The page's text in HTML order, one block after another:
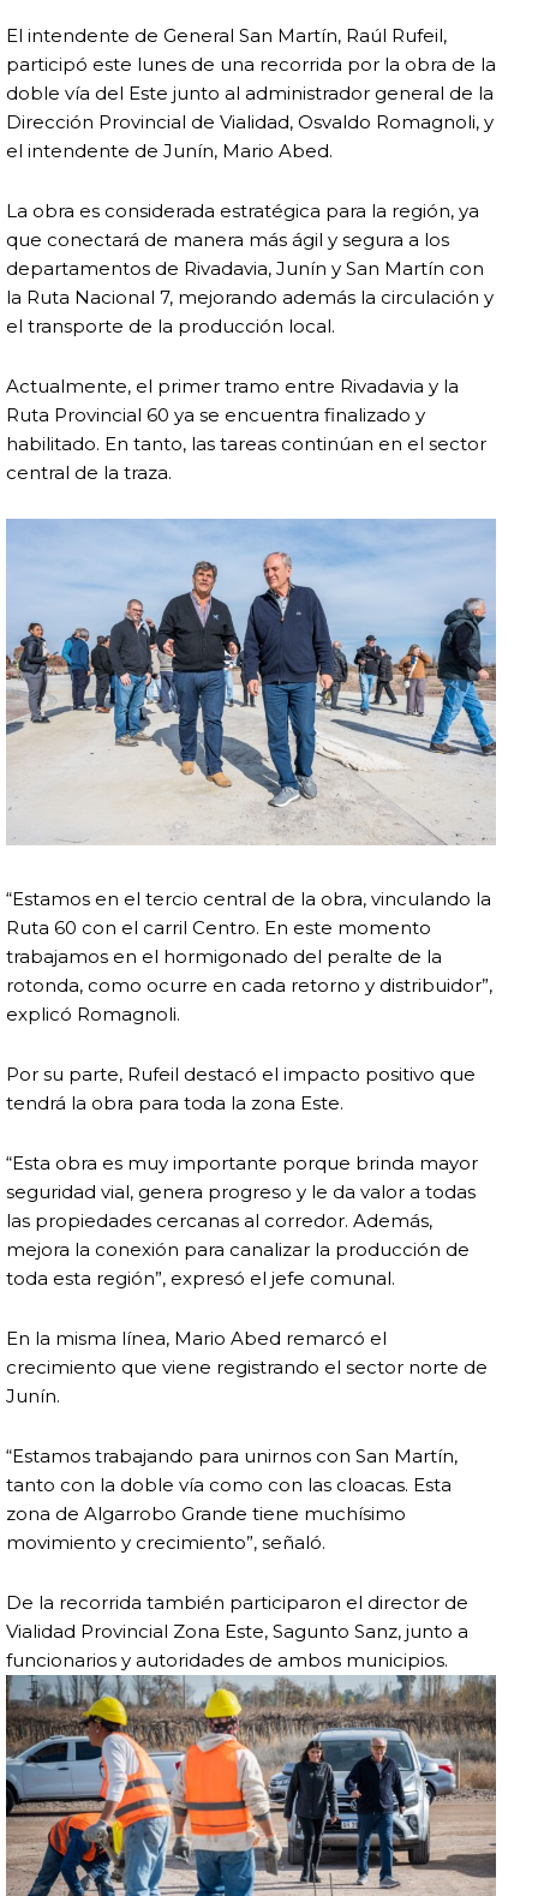
El intendente de General San Martín, Raúl Rufeil,
participó este lunes de una recorrida por la obra de la
doble vía del Este junto al administrador general de la
Dirección Provincial de Vialidad, Osvaldo Romagnoli, y
el intendente de Junín, Mario Abed.
La obra es considerada estratégica para la región, ya
que conectará de manera más ágil y segura a los
departamentos de Rivadavia, Junín y San Martín con
la Ruta Nacional 7, mejorando además la circulación y
el transporte de la producción local.
Actualmente, el primer tramo entre Rivadavia y la
Ruta Provincial 60 ya se encuentra finalizado y
habilitado. En tanto, las tareas continúan en el sector
central de la traza.
“Estamos en el tercio central de la obra, vinculando la
Ruta 60 con el carril Centro. En este momento
trabajamos en el hormigonado del peralte de la
rotonda, como ocurre en cada retorno y distribuidor”,
explicó Romagnoli.
Por su parte, Rufeil destacó el impacto positivo que
tendrá la obra para toda la zona Este.
“Esta obra es muy importante porque brinda mayor
seguridad vial, genera progreso y le da valor a todas
las propiedades cercanas al corredor. Además,
mejora la conexión para canalizar la producción de
toda esta región”, expresó el jefe comunal.
En la misma línea, Mario Abed remarcó el
crecimiento que viene registrando el sector norte de
Junín.
“Estamos trabajando para unirnos con San Martín,
tanto con la doble vía como con las cloacas. Esta
zona de Algarrobo Grande tiene muchísimo
movimiento y crecimiento”, señaló.
De la recorrida también participaron el director de
Vialidad Provincial Zona Este, Sagunto Sanz, junto a
funcionarios y autoridades de ambos municipios.